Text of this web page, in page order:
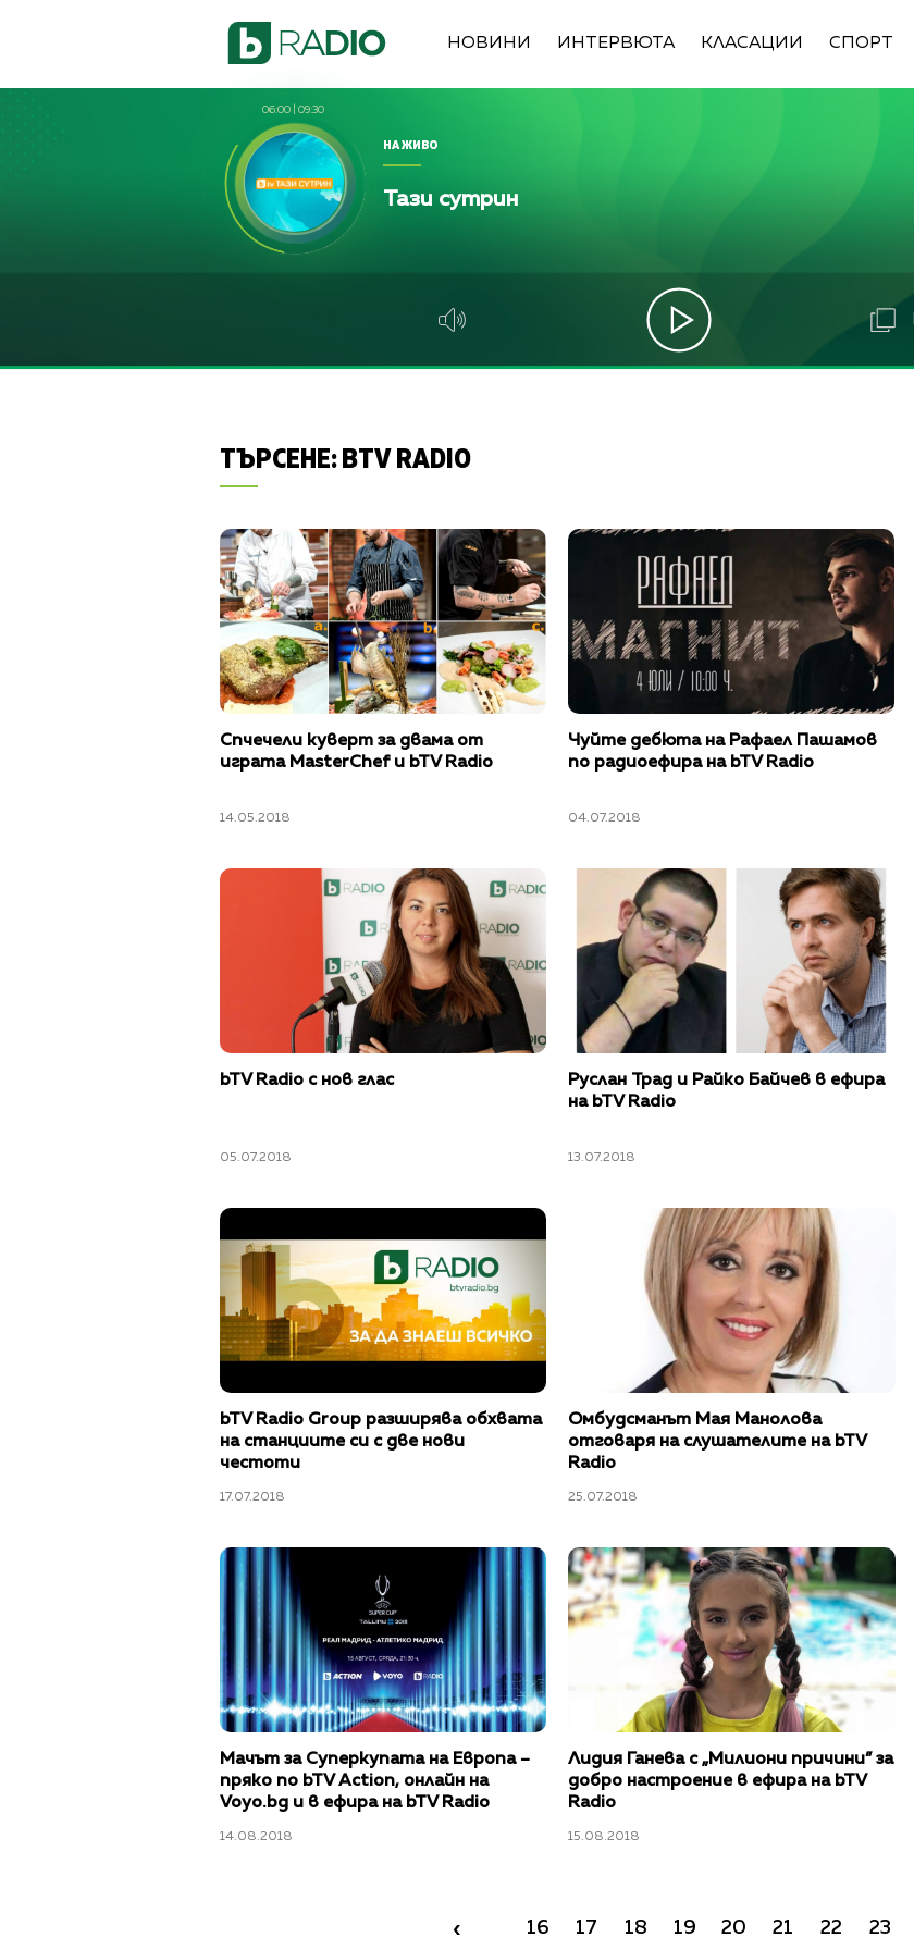
НОВИНИ ИНТЕРВЮТА КЛАСАЦИИ СПОРТ
06:00 09:30
НА ЖИВО
Тази сутрин
ТЪРСЕНЕ:BTV RADIO
Спчечели куверт за двама от
играта MasterChef и bTV Radio
14.05.2018
Чуйте дебюта на Рафаел Пашамов
по радиоефира на bTV Radio
04.07.2018
bTV Radio с нов глас
05.07.2018
Руслан Трад и Райко Байчев в ефира
на bTV Radio
13.07.2018
bTV Radio Group разширява обхвата
на станциите си с две нови
честоти
17.07.2018
Омбудсманът Мая Манолова
отговаря на слушателите на bTV
Radio
25.07.2018
Мачът за Суперкупата на Европа –
пряко по bTV Action, онлайн на
Voyo.bg и в ефира на bTV Radio
14.08.2018
Лидия Ганева с „Милиони причини” за
добро настроение в ефира на bTV
Radio
15.08.2018
‹ 16 17 18 19 20 21 22 23